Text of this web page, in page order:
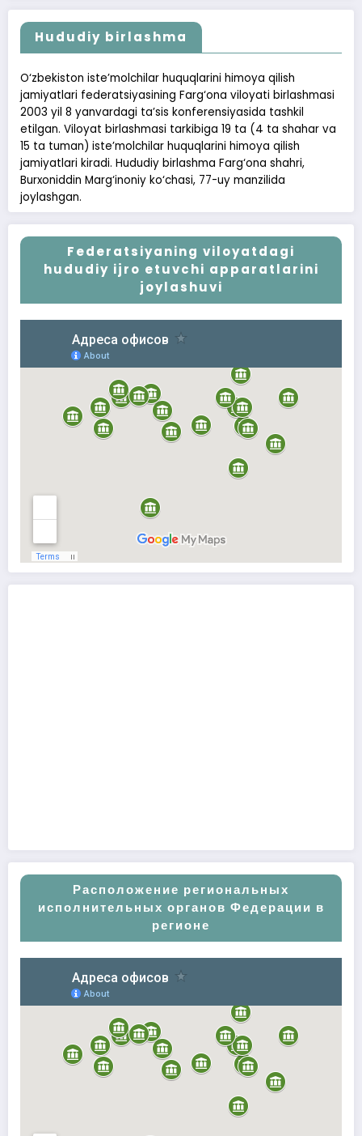
Hududiy birlashma
O‘zbekiston iste’molchilar huquqlarini himoya qilish
jamiyatlari federatsiyasining Farg‘ona viloyati birlashmasi
2003 yil 8 yanvardagi ta’sis konferensiyasida tashkil
etilgan. Viloyat birlashmasi tarkibiga 19 ta (4 ta shahar va
15 ta tuman) iste’molchilar huquqlarini himoya qilish
jamiyatlari kiradi. Hududiy birlashma Farg‘ona shahri,
Burxoniddin Marg‘inoniy ko‘chasi, 77-uy manzilida
joylashgan.
Federatsiyaning viloyatdagi
hududiy ijro etuvchi apparatlarini
joylashuvi
Расположение региональных
исполнительных органов Федерации в
регионе